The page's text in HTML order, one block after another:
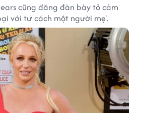
cũng đăng đàn bày tỏ cảm
với tư cách một người mẹ'.